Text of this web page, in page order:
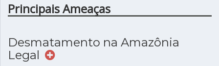
Principais Ameaças
Desmatamento na Amazônia
Legal